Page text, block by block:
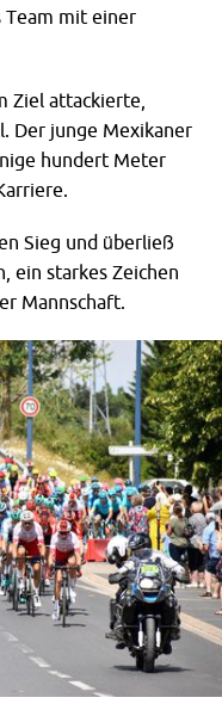
Team mit einer
Ziel attackierte,
Der junge Mexikaner
hundert Meter
Sieg und überließ
ein starkes Zeichen
Mannschaft.